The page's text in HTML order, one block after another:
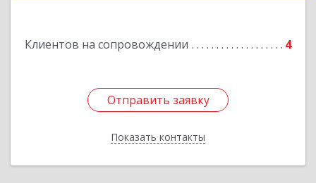
Клиентов на сопровождении 4
Отправить заявку
Показать контакты
Отправить заявку
Назад